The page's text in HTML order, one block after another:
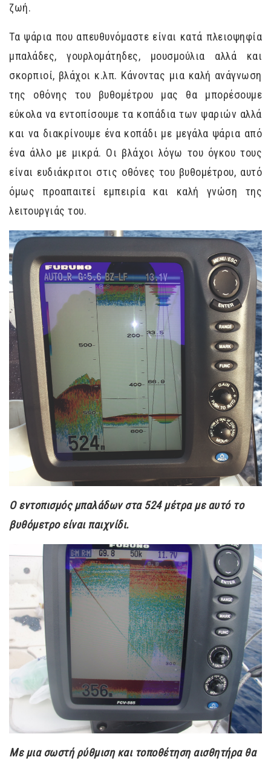
ζωή.
Τα ψάρια που απευθυνόμαστε είναι κατά πλειοψηφία
μπαλάδες, γουρλομάτηδες, μουσμούλια αλλά και
σκορπιοί, βλάχοι κ.λπ. Κάνοντας μια καλή ανάγνωση
της οθόνης του βυθομέτρου μας θα μπορέσουμε
εύκολα να εντοπίσουμε τα κοπάδια των ψαριών αλλά
και να διακρίνουμε ένα κοπάδι με μεγάλα ψάρια από
ένα άλλο με μικρά. Οι βλάχοι λόγω του όγκου τους
είναι ευδιάκριτοι στις οθόνες του βυθομέτρου, αυτό
όμως προαπαιτεί εμπειρία και καλή γνώση της
λειτουργιάς του.
Ο εντοπισμός μπαλάδων στα 524 μέτρα με αυτό το
βυθόμετρο είναι παιχνίδι.
Με μια σωστή ρύθμιση και τοποθέτηση αισθητήρα θα